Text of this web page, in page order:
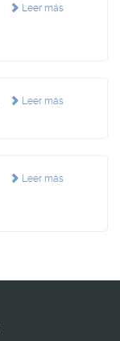
Leer más
Leer más
Leer más